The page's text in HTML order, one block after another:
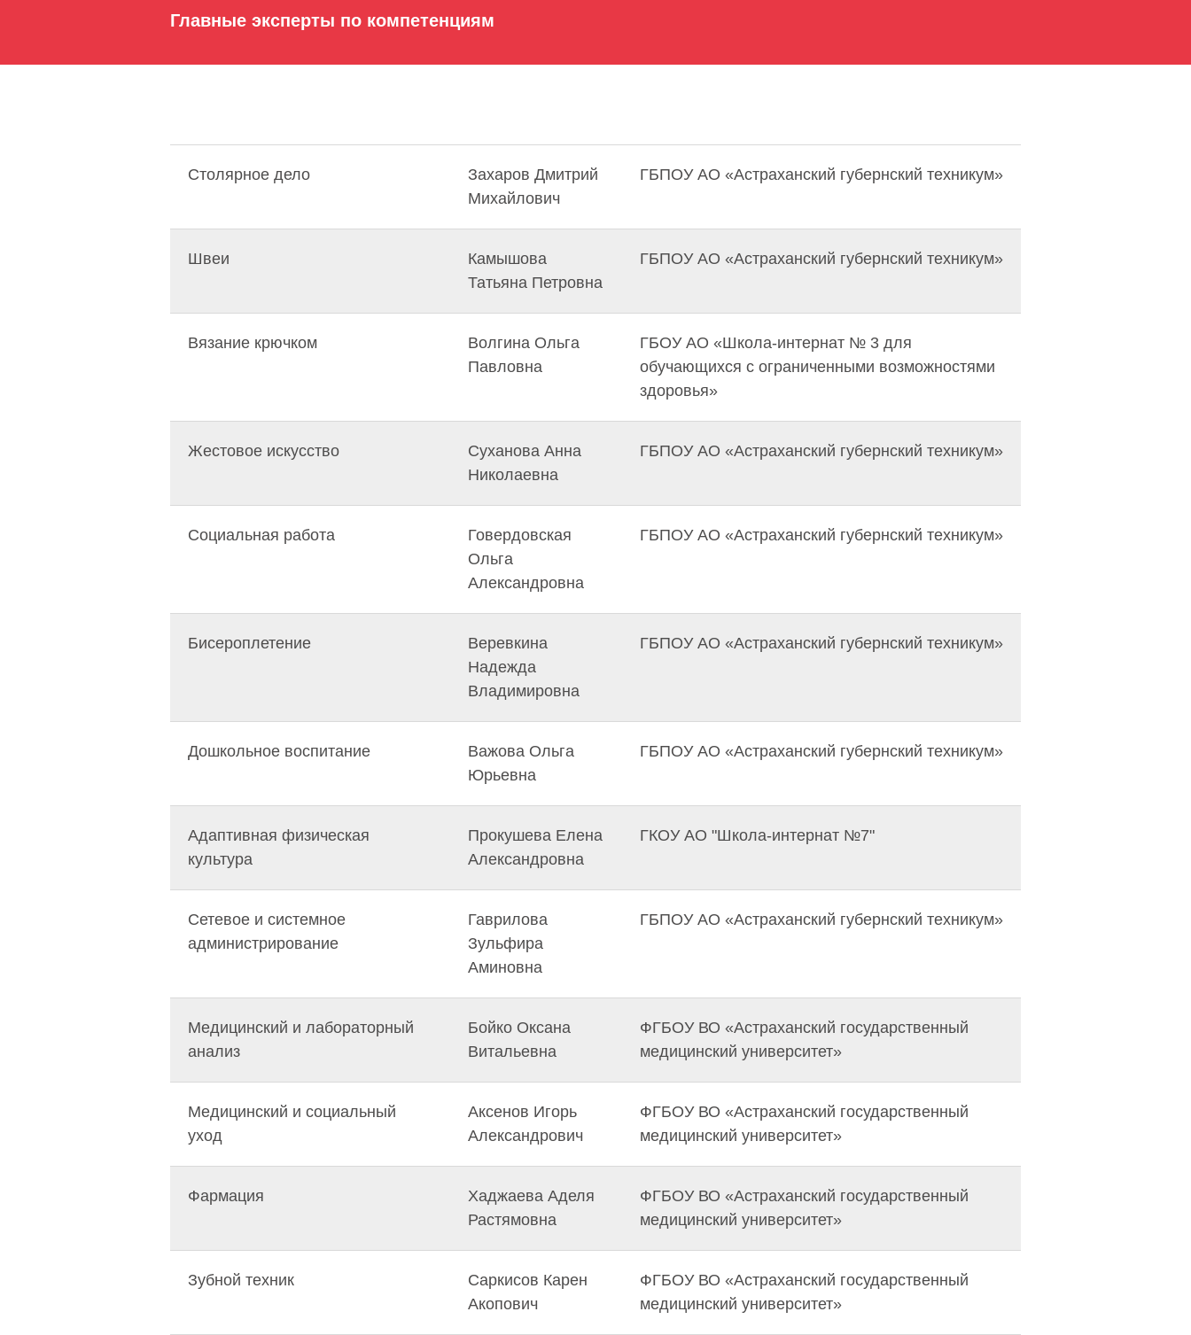
Главные эксперты по компетенциям
Столярное дело
Захаров Дмитрий
Михайлович
ГБПОУ АО «Астраханский губернский техникум»
Швеи
Камышова
Татьяна Петровна
ГБПОУ АО «Астраханский губернский техникум»
Вязание крючком
Волгина Ольга
Павловна
ГБОУ АО «Школа-интернат № 3 для
обучающихся с ограниченными возможностями
здоровья»
Жестовое искусство
Суханова Анна
Николаевна
ГБПОУ АО «Астраханский губернский техникум»
Социальная работа
Говердовская
Ольга
Александровна
ГБПОУ АО «Астраханский губернский техникум»
Бисероплетение
Веревкина
Надежда
Владимировна
ГБПОУ АО «Астраханский губернский техникум»
Дошкольное воспитание
Важова Ольга
Юрьевна
ГБПОУ АО «Астраханский губернский техникум»
Адаптивная физическая
культура
Прокушева Елена
Александровна
ГКОУ АО "Школа-интернат №7"
Сетевое и системное
администрирование
Гаврилова
Зульфира
Аминовна
ГБПОУ АО «Астраханский губернский техникум»
Медицинский и лабораторный
анализ
Бойко Оксана
Витальевна
ФГБОУ ВО «Астраханский государственный
медицинский университет»
Медицинский и социальный
уход
Аксенов Игорь
Александрович
ФГБОУ ВО «Астраханский государственный
медицинский университет»
Фармация
Хаджаева Аделя
Растямовна
ФГБОУ ВО «Астраханский государственный
медицинский университет»
Зубной техник
Саркисов Карен
Акопович
ФГБОУ ВО «Астраханский государственный
медицинский университет»